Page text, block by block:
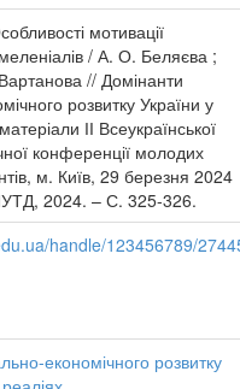
мотивації
/ А. О. Беляєва ;
// Домінанти
розвитку України у
ІІ Всеукраїнської
конференції молодих
м. Київ, 29 березня 2024
2024. – С. 325-326.
handle/123456789/
економічного розвитку